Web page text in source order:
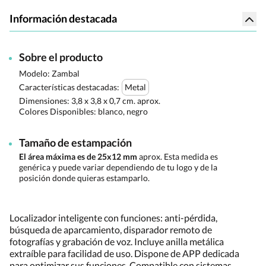
Información destacada
Sobre el producto
Modelo: Zambal
Características destacadas:
Metal
Dimensiones: 3,8 x 3,8 x 0,7 cm. aprox.
Colores Disponibles: blanco, negro
Tamaño de estampación
El área máxima es de 25x12 mm aprox. Esta medida es
genérica y puede variar dependiendo de tu logo y de la
posición donde quieras estamparlo.
Localizador inteligente con funciones: anti-pérdida,
búsqueda de aparcamiento, disparador remoto de
fotografías y grabación de voz. Incluye anilla metálica
extraíble para facilidad de uso. Dispone de APP dedicada